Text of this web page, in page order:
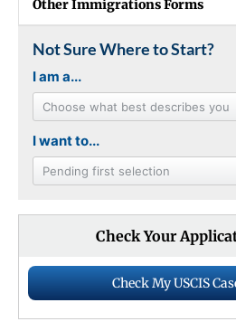
Other Immigrations Forms
Not Sure Where to Start?
I am a...
Choose what best describes you
I want to...
Pending first selection
Check Your
Check My USCIS